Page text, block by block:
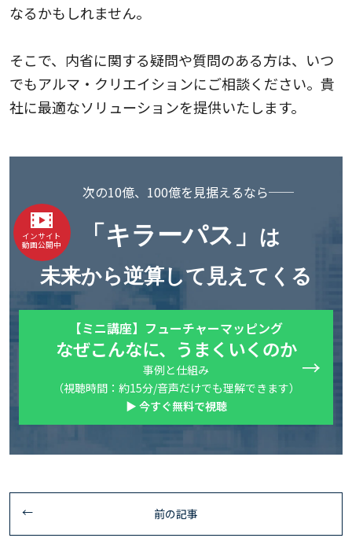
なるかもしれません。
そこで、内省に関する疑問や質問のある方は、いつ
でもアルマ・クリエイションにご相談ください。貴
社に最適なソリューションを提供いたします。
インサイト
動画公開中
次の10億、100億を見据えるなら──
「キラーパス」 は
未来から逆算して見えてくる
【ミニ講座】フューチャーマッピング
なぜこんなに、うまくいくのか
事例と仕組み
（視聴時間：約15分/音声だけでも理解できます）
▶ 今すぐ無料で視聴
前の記事